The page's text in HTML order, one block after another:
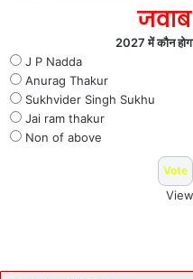
2027 में कौन
J P Nadda
Anurag Thakur
Sukhvider Singh Sukhu
Jai ram thakur
Non of above